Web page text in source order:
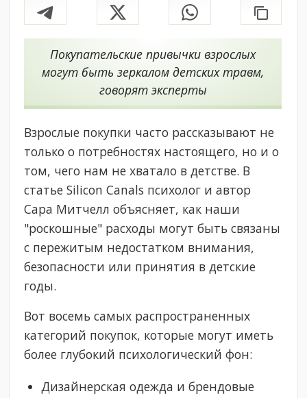
Покупательские привычки взрослых
могут быть зеркалом детских травм,
говорят эксперты
Взрослые покупки часто рассказывают не
только о потребностях настоящего, но и о
том, чего нам не хватало в детстве. В
статье Silicon Canals психолог и автор
Сара Митчелл объясняет, как наши
"роскошные" расходы могут быть связаны
с пережитым недостатком внимания,
безопасности или принятия в детские
годы.
Вот восемь самых распространенных
категорий покупок, которые могут иметь
более глубокий психологический фон:
Дизайнерская одежда и брендовые